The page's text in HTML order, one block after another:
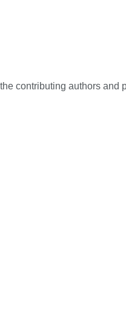
contributing authors and